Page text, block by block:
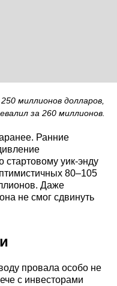
миллионов долларов,
за 260 миллионов.
Ранние
уик-энду
80–105
Даже
не смог сдвинуть
провала особо не
с инвесторами